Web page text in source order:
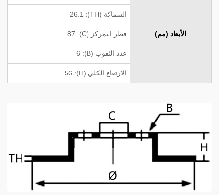
الأبعاد (مم)
السماكة (TH): 26.1
قطر التمركز (C): 87
عدد الثقوب (B): 6
الارتفاع الكلي (H): 56